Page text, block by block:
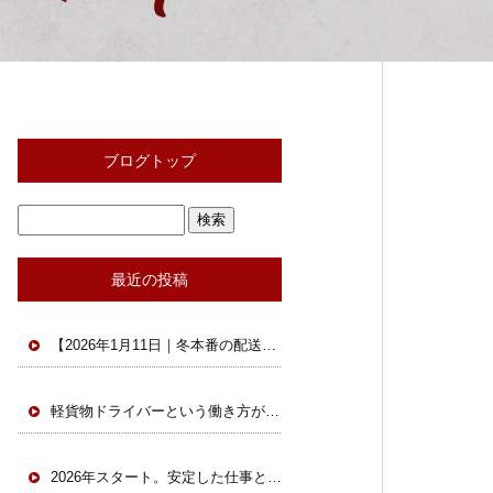
ブログトップ
最近の投稿
【2026年1月11日｜冬本番の配送現場と軽貨物の今】
軽貨物ドライバーという働き方が、今あらためて選ばれています。
2026年スタート。安定した仕事と安全な環境で一緒に働きませんか？